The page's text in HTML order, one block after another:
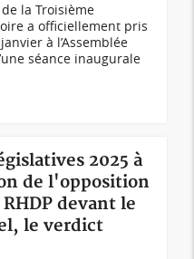
la Troisième
a officiellement pris
à l’Assemblée
séance inaugurale
2025 à
de l'opposition
devant le
le verdict